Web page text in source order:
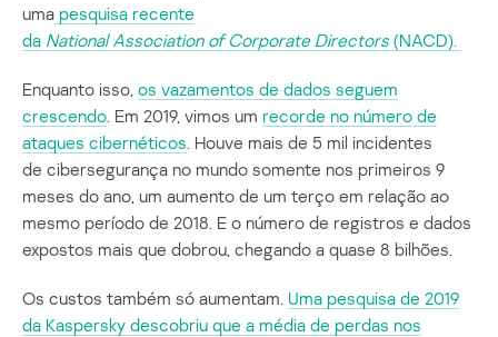
uma pesquisa recente
da National Association ofCorporate Directors (NACD).
Enquanto isso, os vazamentos de dados seguem
crescendo. Em 2019, vimos um recorde no número de
ataques cibernéticos. Houve mais de 5 mil incidentes
de cibersegurança no mundo somente nos primeiros 9
meses do ano, um aumento de um terço em relação ao
mesmo período de 2018. E o número de registros e dados
expostos mais que dobrou, chegando a quase 8 bilhões.
Os custos também só aumentam. Uma pesquisa de 2019
da Kaspersky descobriu que a média de perdas nos